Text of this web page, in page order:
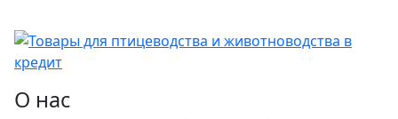
О нас